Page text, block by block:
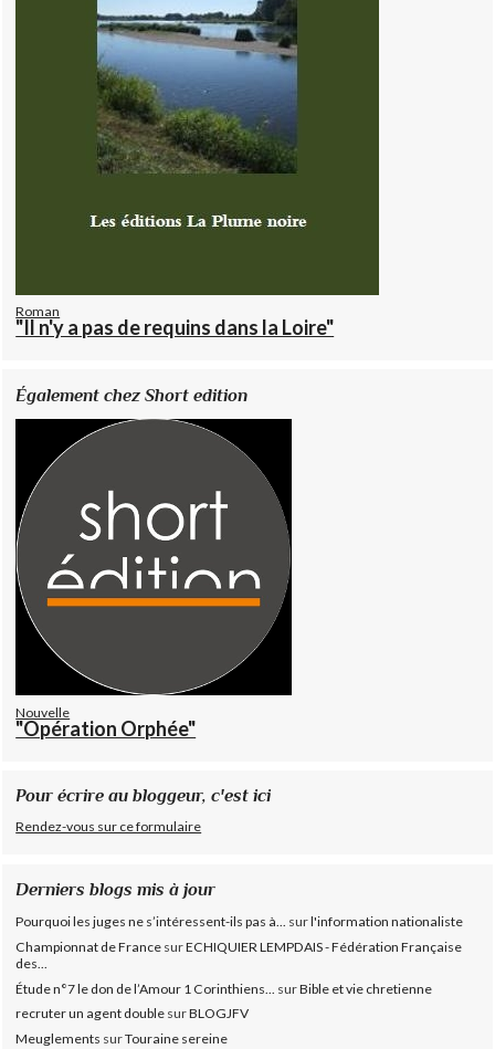
Roman
"Il n'y a pas de requins dans la Loire"
Également chez Short edition
Nouvelle
"Opération Orphée"
Pour écrire au bloggeur, c'est ici
Rendez-vous sur ce formulaire
Derniers blogs mis à jour
Pourquoi les juges ne s’intéressent-ils pas à... surl'information nationaliste
Championnat de France surECHIQUIER LEMPDAIS - Fédération Française
des...
Étude n°7 le don de l’Amour 1 Corinthiens...
surBible et vie chretienne
recruter un agent double surBLOGJFV
Meuglements surTouraine sereine